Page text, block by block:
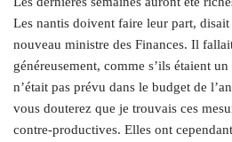
Les nantis doivent faire leur part,
nouveau ministre des Finances. Il
généreusement, comme s’ils étaient
n’était pas prévu dans le budget de
vous douterez que je trouvais ces
contre-productives. Elles ont